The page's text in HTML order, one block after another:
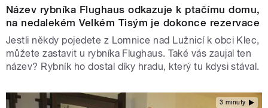
Název rybníka Flughaus odkazuje k ptačímu domu,
na nedalekém Velkém Tisým je dokonce rezervace
Jestli někdy pojedete z Lomnice nad Lužnicí k obci Klec,
můžete zastavit u rybníka Flughaus. Také vás zaujal ten
název? Rybník ho dostal díky hradu, který tu kdysi stával.
3 minuty